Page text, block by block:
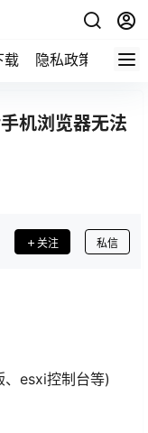
载 隐私政策
机浏览器无法
关注 私信
esxi控制台等)